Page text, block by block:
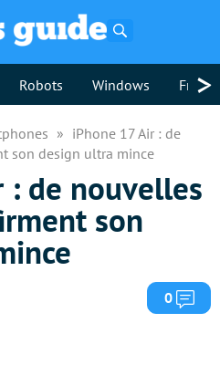
Robots Windows >
iPhone 17 Air : de
son design ultra mince
: de nouvelles
son
0